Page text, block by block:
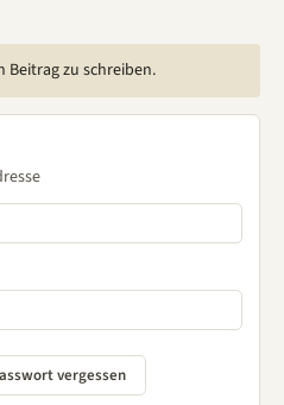
Beitrag zu schreiben.